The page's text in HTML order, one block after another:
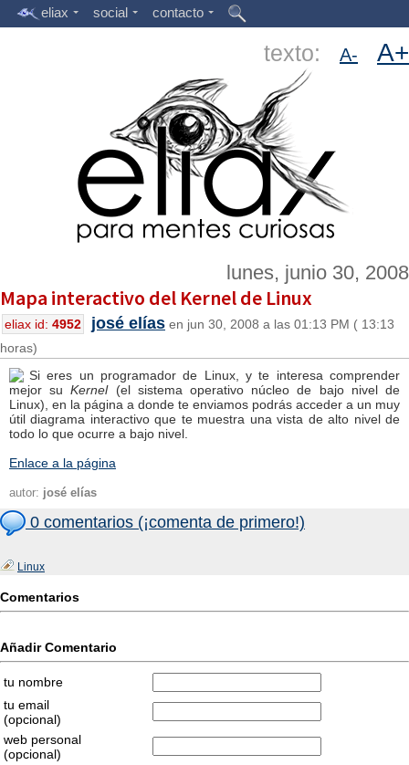
eliax social contacto
texto: A- A+
lunes, junio 30, 2008
Mapa interactivo del Kernel de Linux
eliax id: 4952 josé elías en jun 30, 2008 a las 01:13 PM ( 13:13
horas)
Si eres un programador de Linux, y te interesa comprender
mejor suKernel (el sistema operativo núcleo de bajo nivel de
Linux), en la página a donde te enviamos podrás acceder a un muy
útil diagrama interactivo que te muestra una vista de alto nivel de
todo lo que ocurre a bajo nivel.
Enlace a la página
autor: josé elías
0 comentarios (¡comenta de primero!)
Linux
Comentarios
Añadir Comentario
tu nombre
tu email
(opcional)
web personal
(opcional)